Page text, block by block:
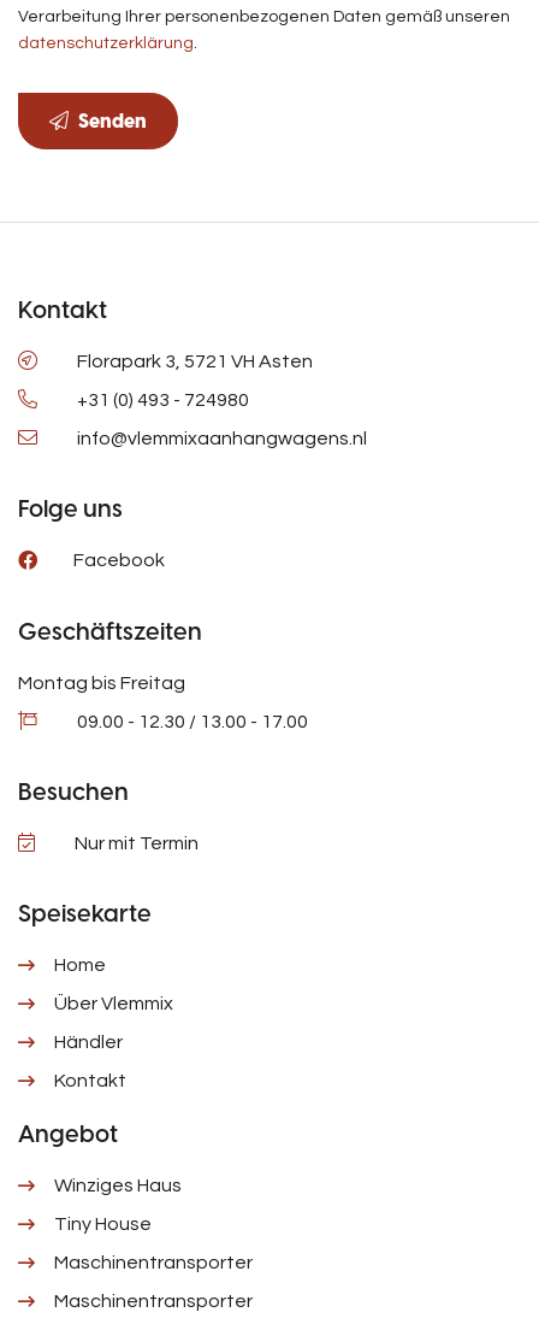
Verarbeitung Ihrer personenbezogenen Daten gemäß unseren
datenschutzerklärung
Senden
Kontakt
Florapark 3, 5721 VH Asten
+31 (0) 493 - 724980
info@vlemmixaanhangwagens.nl
Folge uns
Facebook
Geschäftszeiten
Montag bis Freitag
09.00 - 12.30 / 13.00 - 17.00
Besuchen
Nur mit Termin
Speisekarte
Home
Über Vlemmix
Händler
Kontakt
Angebot
Winziges Haus
Tiny House
Maschinentransporter
Maschinentransporter